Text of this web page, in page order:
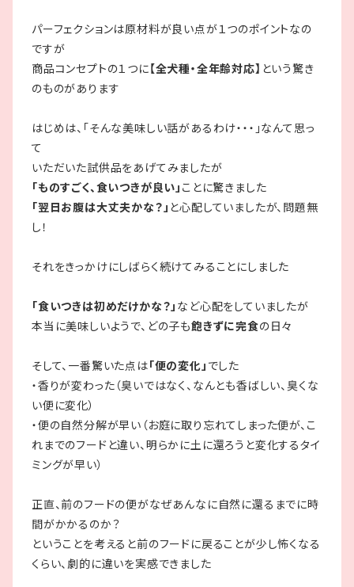
パーフェクションは原材料が良い点が１つのポイントなの
ですが
商品コンセプトの１つに 【全犬種・全年齢対応】 という驚き
のものがあります
はじめは、「そんな美味しい話があるわけ・・・」なんて思っ
て
いただいた試供品をあげてみましたが
「ものすごく、食いつきが良い」 ことに驚きました
「翌日お腹は大丈夫かな？」 と心配していましたが、問題無
し！
それをきっかけにしばらく続けてみることにしました
「食いつきは初めだけかな？」 など心配をしていましたが
本当に美味しいようで、どの子も飽きずに完食の日々
そして、一番驚いた点は「便の変化」 でした
・香りが変わった（臭いではなく、なんとも香ばしい、臭くな
い便に変化）
・便の自然分解が早い（お庭に取り忘れてしまった便が、こ
れまでのフードと違い、明らかに土に還ろうと変化するタイ
ミングが早い）
正直、前のフードの便がなぜあんなに自然に還るまでに時
間がかかるのか？
ということを考えると前のフードに戻ることが少し怖くなる
くらい、劇的に違いを実感できました